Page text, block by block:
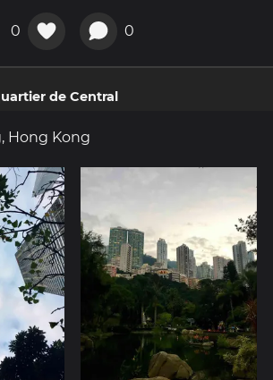
0 0
de Central
Hong Kong